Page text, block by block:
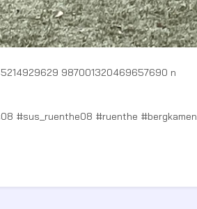
#sus_ruenthe08 #ruenthe #bergkamen